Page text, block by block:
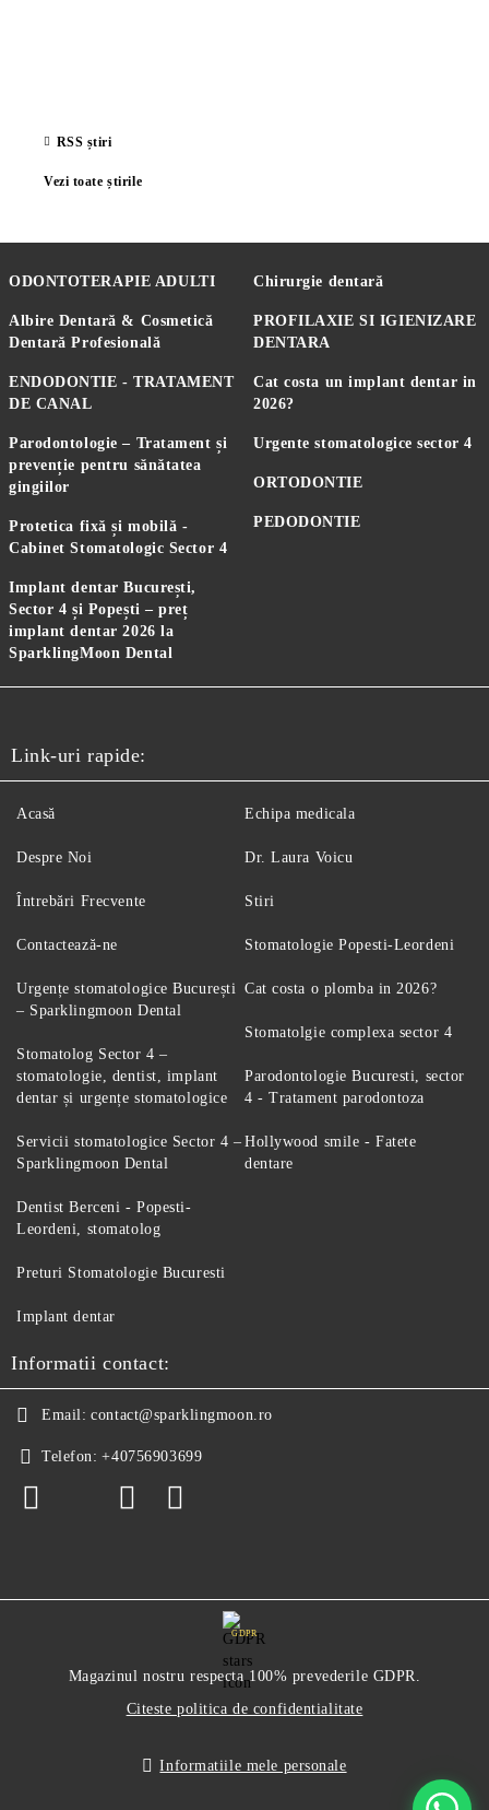
RSS știri
Vezi toate știrile
ODONTOTERAPIE ADULTI
Albire Dentară & Cosmetică
Dentară Profesională
ENDODONTIE - TRATAMENT
DE CANAL
Parodontologie – Tratament și
prevenție pentru sănătatea
gingiilor
Protetica fixă și mobilă -
Cabinet Stomatologic Sector 4
Implant dentar București,
Sector 4 și Popești – preț
implant dentar 2026 la
SparklingMoon Dental
Chirurgie dentară
PROFILAXIE SI IGIENIZARE
DENTARA
Cat costa un implant dentar in
2026?
Urgente stomatologice sector 4
ORTODONTIE
PEDODONTIE
Link-uri rapide:
Acasă
Despre Noi
Întrebări Frecvente
Contactează-ne
Echipa medicala
Dr. Laura Voicu
Stiri
Stomatologie Popesti-Leordeni
Urgențe stomatologice București
– Sparklingmoon Dental
Stomatolog Sector 4 –
stomatologie, dentist, implant
dentar și urgențe stomatologice
Servicii stomatologice Sector 4 –
Sparklingmoon Dental
Dentist Berceni - Popesti-
Leordeni, stomatolog
Cat costa o plomba in 2026?
Stomatolgie complexa sector 4
Parodontologie Bucuresti, sector
4 - Tratament parodontoza
Hollywood smile - Fatete
dentare
Preturi Stomatologie Bucuresti
Implant dentar
Informatii contact:
Email: contact@sparklingmoon.ro
Telefon: +40756903699
GDPR
Magazinul nostru respecta 100% prevederile GDPR.
Citeste politica de confidentialitate
Informatiile mele personale